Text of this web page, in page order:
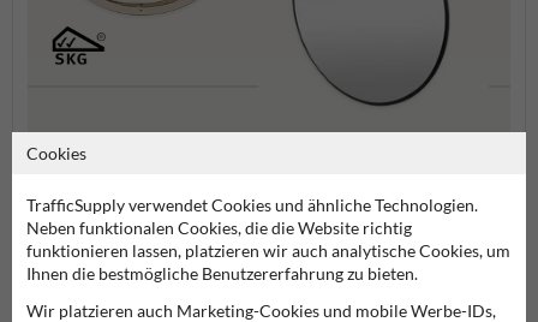
Panoramaspiegel
Sicherheitsspiegel
Cookies
TrafficSupply verwendet Cookies und ähnliche Technologien.
Neben funktionalen Cookies, die die Website richtig
funktionieren lassen, platzieren wir auch analytische Cookies, um
Ihnen die bestmögliche Benutzererfahrung zu bieten.
Wir platzieren auch Marketing-Cookies und mobile Werbe-IDs,